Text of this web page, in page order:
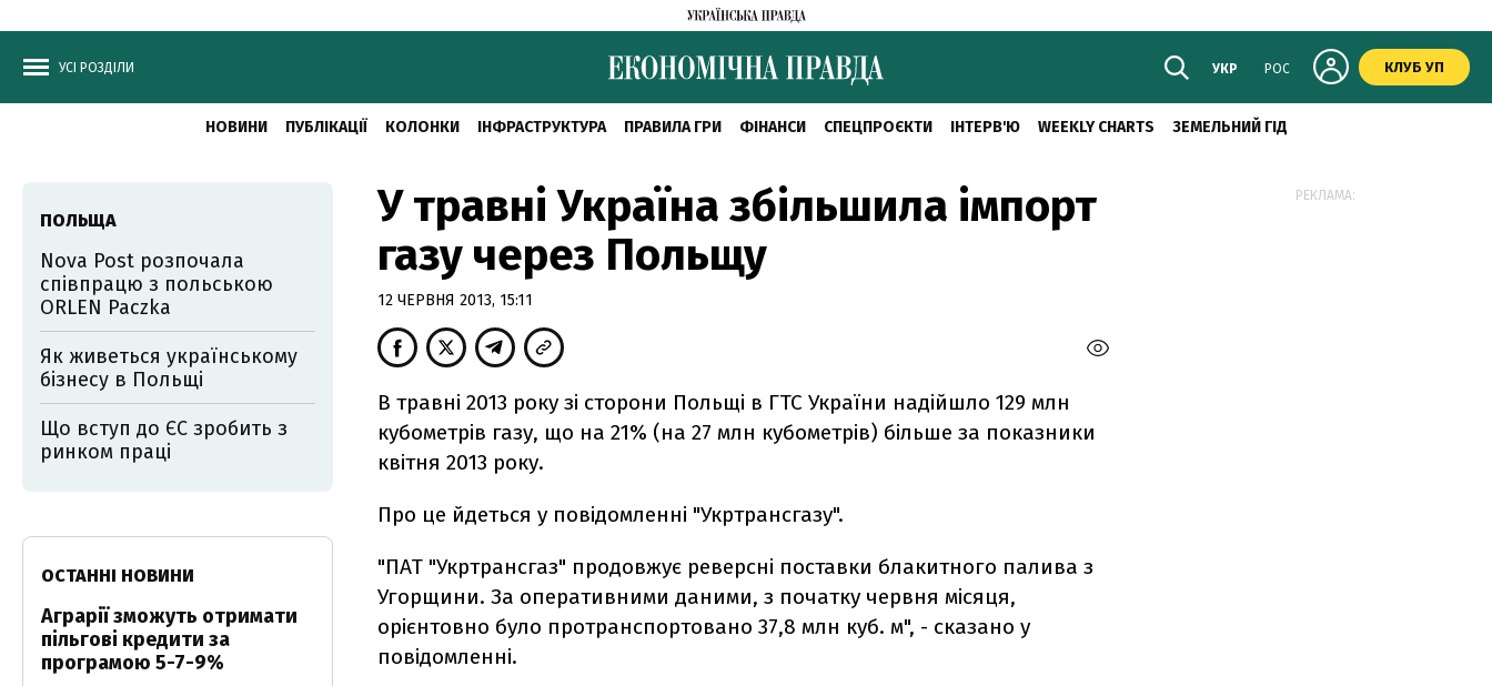
УСІ РОЗДІЛИ УКР РОС КЛУБ УП
НОВИНИ ПУБЛІКАЦІЇ КОЛОНКИ ІНФРАСТРУКТУРА ПРАВИЛА ГРИ ФІНАНСИ СПЕЦПРОЄКТИ ІНТЕРВ'Ю WEEKLY CHARTS ЗЕМЕЛЬНИЙ ГІД
У травні Україна збільшила імпорт
газу через Польщу
12 ЧЕРВНЯ 2013, 15:11
В травні 2013 року зі сторони Польщі в ГТС України надійшло 129 млн
кубометрів газу, що на 21% (на 27 млн кубометрів) більше за показники
квітня 2013 року.
Про це йдеться у повідомленні "Укртрансгазу".
"ПАТ "Укртрансгаз" продовжує реверсні поставки блакитного палива з
Угорщини. За оперативними даними, з початку червня місяця,
орієнтовно було протранспортовано 37,8 млн куб. м", - сказано у
повідомленні.
ПОЛЬЩА
Nova Post розпочала
співпрацю з польською
ORLEN Paczka
Як живеться українському
бізнесу в Польщі
Що вступ до ЄС зробить з
ринком праці
ОСТАННІ НОВИНИ
Аграрії зможуть отримати
пільгові кредити за
програмою 5-7-9%
РЕКЛАМА: